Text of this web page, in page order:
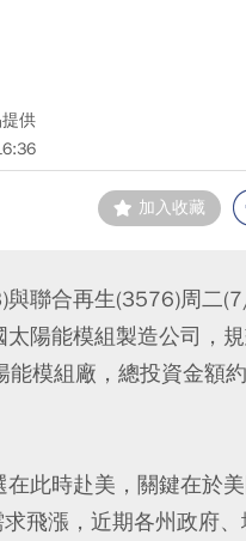
供
加入收藏
與聯合再生(3576)周二
太陽能模組製造公司，
能模組廠，總投資金額
在此時赴美，關鍵在於
飛漲，近期各州政府